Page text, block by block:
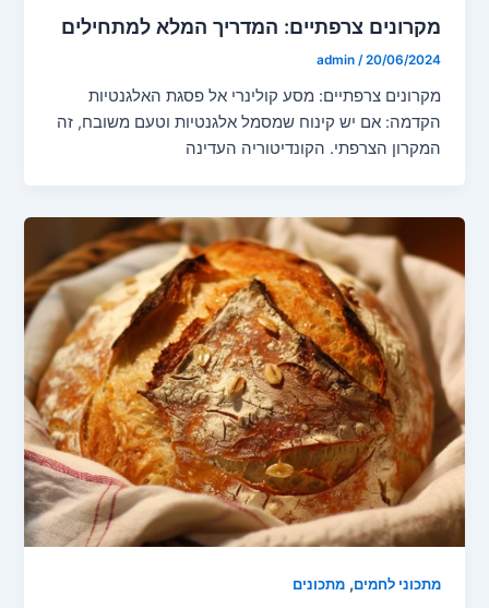
מקרונים צרפתיים: המדריך המלא למתחילים
admin /20/06/2024
מקרונים צרפתיים: מסע קולינרי אל פסגת האלגנטיות
הקדמה: אם יש קינוח שמסמל אלגנטיות וטעם משובח, זה
המקרון הצרפתי. הקונדיטוריה העדינה
מתכוני לחמים,מתכונים